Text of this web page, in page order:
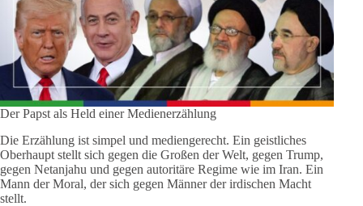
Der Papst als Held einer Medienerzählung
Die Erzählung ist simpel und mediengerecht. Ein geistliches
Oberhaupt stellt sich gegen die Großen der Welt, gegen Trump,
gegen Netanjahu und gegen autoritäre Regime wie im Iran. Ein
Mann der Moral, der sich gegen Männer der irdischen Macht
stellt.